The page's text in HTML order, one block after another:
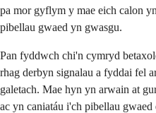
pa mor gyflym y mae eich calon
pibellau gwaed yn gwasgu.
Pan fyddwch chi'n cymryd
rhag derbyn signalau a fyddai fel
galetach. Mae hyn yn arwain at
ac yn caniatáu i'ch pibellau